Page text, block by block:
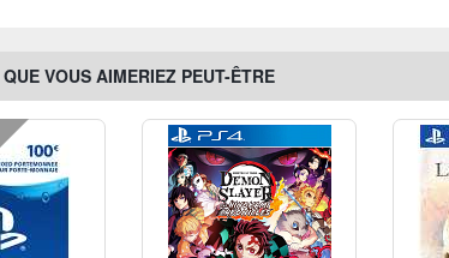
VOUS AIMERIEZ PEUT-ÊTRE